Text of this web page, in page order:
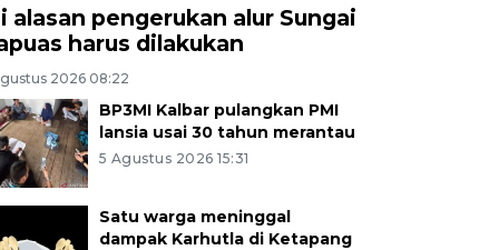
alasan pengerukan alur Sungai
harus dilakukan
2026 08:22
BP3MI Kalbar pulangkan PMI
lansia usai 30 tahun merantau
5 Agustus 2026 15:31
Satu warga meninggal
dampak Karhutla di Ketapang